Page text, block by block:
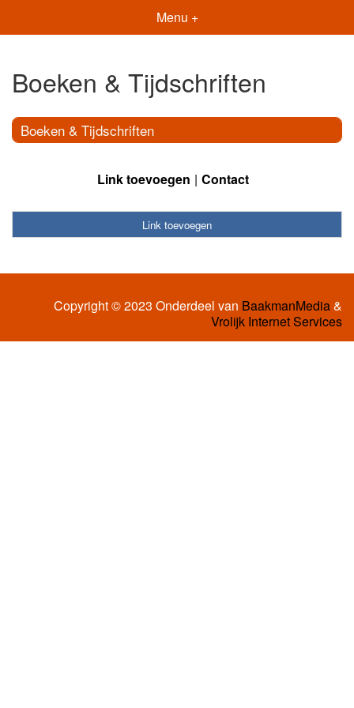
Menu +
Boeken & Tijdschriften
Boeken & Tijdschriften
Link toevoegen Contact
Link toevoegen
Copyright © 2023 Onderdeel van BaakmanMedia&
Vrolijk Internet Services